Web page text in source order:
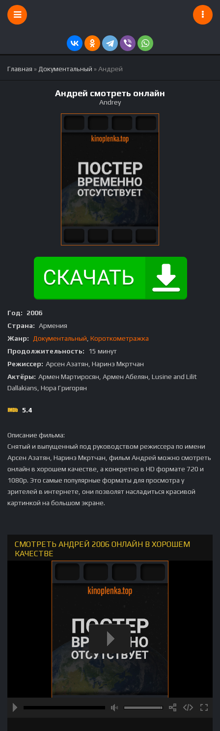
Главная » Документальный » Андрей
Андрей смотреть онлайн
Andrey
Год:
2006
Страна: Армения
Жанр:
Документальный Короткометражка
Продолжительность:
15 минут
Режиссер: Арсен Азатян, Наринэ Мкртчан
Актёры: Армен Мартиросян, Армен Абелян, Lusine and Lilit
Dallakians, Нора Григорян
5.4
Описание фильма:
Снятый и выпущенный под руководством режиссера по имени
Арсен Азатян, Наринэ Мкртчан, фильм Андрей можно смотреть
онлайн в хорошем качестве, а конкретно в HD формате 720 и
1080p. Это самые популярные форматы для просмотра у
зрителей в интернете, они позволят насладиться красивой
картинкой на большом экране.
СМОТРЕТЬ АНДРЕЙ 2006 ОНЛАЙН В ХОРОШЕМ
КАЧЕСТВЕ